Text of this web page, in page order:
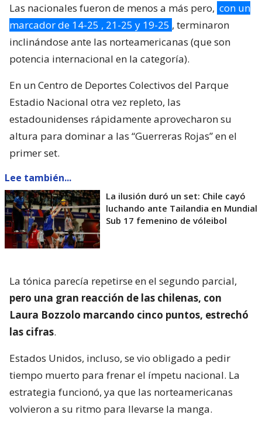
Las nacionales fueron de menos a más pero, con un
marcador de 14-25 , 21-25 y 19-25 , terminaron
inclinándose ante las norteamericanas (que son
potencia internacional en la categoría).
En un Centro de Deportes Colectivos del Parque
Estadio Nacional otra vez repleto, las
estadounidenses rápidamente aprovecharon su
altura para dominar a las “Guerreras Rojas” en el
primer set.
Lee también...
La ilusión duró un set: Chile cayó
luchando ante Tailandia en Mundial
Sub 17 femenino de vóleibol
La tónica parecía repetirse en el segundo parcial,
pero una gran reacción de las chilenas, con
Laura Bozzolo marcando cinco puntos, estrechó
las cifras.
Estados Unidos, incluso, se vio obligado a pedir
tiempo muerto para frenar el ímpetu nacional. La
estrategia funcionó, ya que las norteamericanas
volvieron a su ritmo para llevarse la manga.